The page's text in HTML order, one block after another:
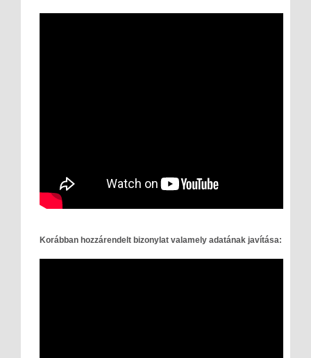
Korábban hozzárendelt bizonylat valamely adatának javítása: